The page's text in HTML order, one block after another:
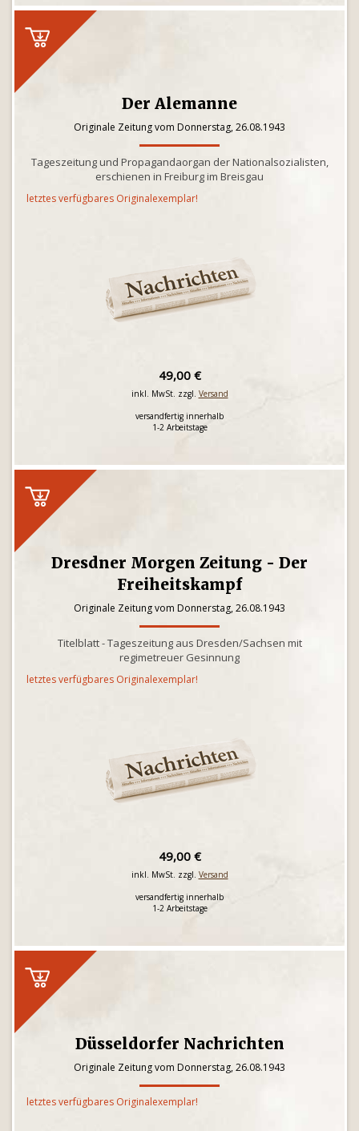
Der Alemanne
Originale Zeitung vom Donnerstag, 26.08.1943
Tageszeitung und Propagandaorgan der Nationalsozialisten,
erschienen in Freiburg im Breisgau
letztes verfügbares Originalexemplar!
49,00 €
inkl. MwSt. zzgl. Versand
versandfertig innerhalb
1-2 Arbeitstage
Dresdner Morgen Zeitung - Der
Freiheitskampf
Originale Zeitung vom Donnerstag, 26.08.1943
Titelblatt - Tageszeitung aus Dresden/Sachsen mit
regimetreuer Gesinnung
letztes verfügbares Originalexemplar!
49,00 €
inkl. MwSt. zzgl. Versand
versandfertig innerhalb
1-2 Arbeitstage
Düsseldorfer Nachrichten
Originale Zeitung vom Donnerstag, 26.08.1943
letztes verfügbares Originalexemplar!